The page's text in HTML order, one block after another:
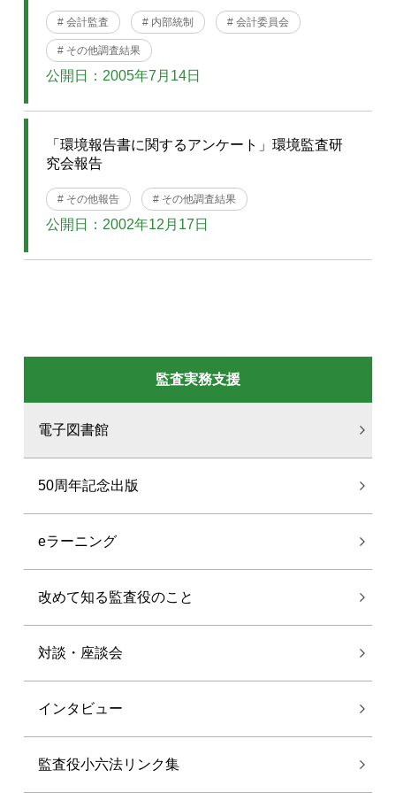
監査実務支援
電子図書館
50周年記念出版
eラーニング
改めて知る監査役のこと
対談・座談会
インタビュー
監査役小六法リンク集
# 会計監査 # 内部統制 # 会計委員会
# その他調査結果
公開日：2005年7月14日
「環境報告書に関するアンケート」環境監査研
究会報告
# その他報告 # その他調査結果
公開日：2002年12月17日